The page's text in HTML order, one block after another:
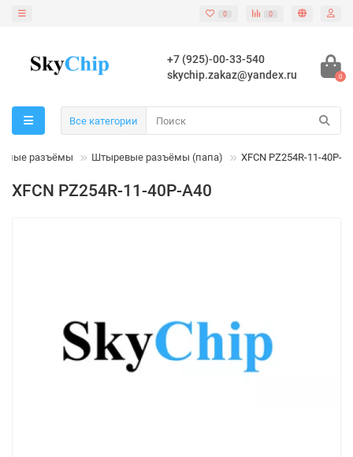
0 0
+7 (925)-00-33-540
skychip.zakaz@yandex.ru
0
Все категории
разъёмы Штыревые разъёмы (папа) XFCN PZ254R-11-40P-
XFCN PZ254R-11-40P-A40